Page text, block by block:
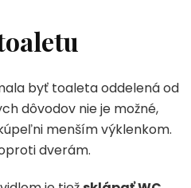
byť toaleta oddelená od
dôvodov nie je možné,
menším výklenkom.
dverám.